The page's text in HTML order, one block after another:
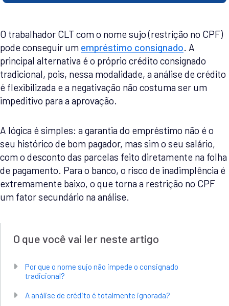
O trabalhador CLT com o nome sujo (restrição no CPF)
pode conseguir um empréstimo consignado. A
principal alternativa é o próprio crédito consignado
tradicional, pois, nessa modalidade, a análise de crédito
é flexibilizada e a negativação não costuma ser um
impeditivo para a aprovação.
A lógica é simples: a garantia do empréstimo não é o
seu histórico de bom pagador, mas sim o seu salário,
com o desconto das parcelas feito diretamente na folha
de pagamento. Para o banco, o risco de inadimplência é
extremamente baixo, o que torna a restrição no CPF
um fator secundário na análise.
O que você vai ler neste artigo
Por que o nome sujo não impede o consignado
tradicional?
A análise de crédito é totalmente ignorada?